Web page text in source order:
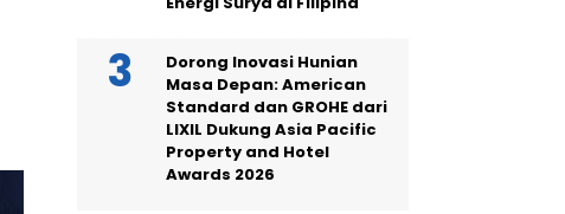
Dorong Inovasi Hunian
Masa Depan: American
Standard dan GROHE dari
LIXIL Dukung Asia Pacific
Property and Hotel
Awards 2026